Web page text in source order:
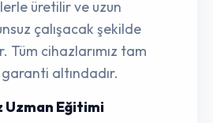
üretilir ve uzun
çalışacak şekilde
Tüm cihazlarımız tam
altındadır.
Uzman Eğitimi